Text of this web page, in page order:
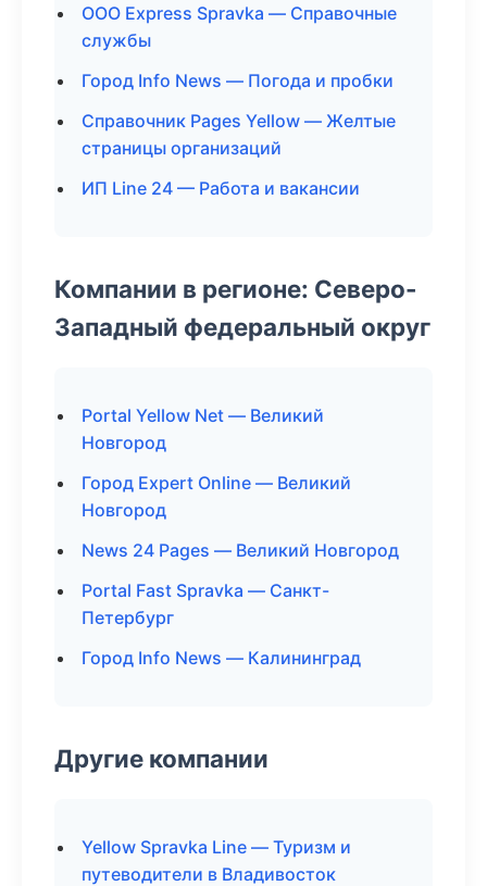
ООО Express Spravka — Справочные
службы
Город Info News — Погода и пробки
Справочник Pages Yellow — Желтые
страницы организаций
ИП Line 24 — Работа и вакансии
Компании в регионе: Северо-
Западный федеральный округ
Portal Yellow Net — Великий
Новгород
Город Expert Online — Великий
Новгород
News 24 Pages — Великий Новгород
Portal Fast Spravka — Санкт-
Петербург
Город Info News — Калининград
Другие компании
Yellow Spravka Line — Туризм и
путеводители в Владивосток